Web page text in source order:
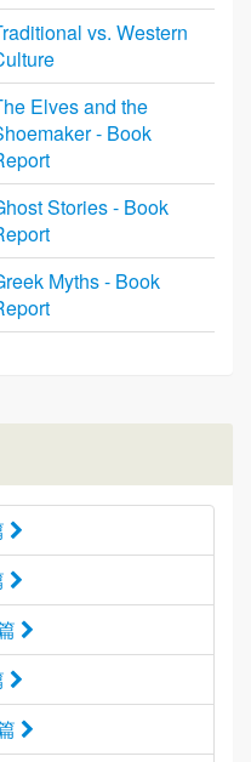
vs. Western
Elves and the
- Book
Stories - Book
Myths - Book